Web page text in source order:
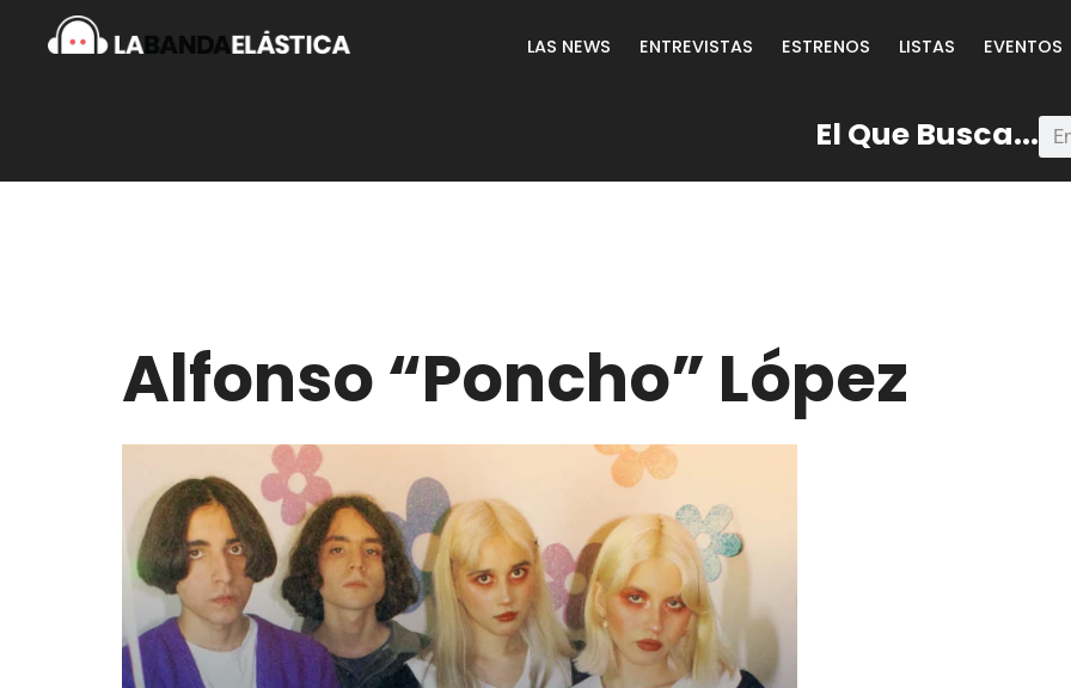
LAS NEWS ENTREVISTAS ESTRENOS LISTAS EVENTOS
El Que Busca...
Alfonso “Poncho” López